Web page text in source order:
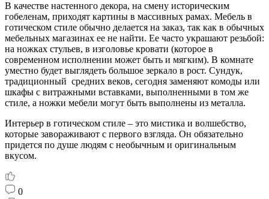
В качестве настенного декора, на смену историческим
гобеленам, приходят картины в массивных рамах. Мебель в
готическом стиле обычно делается на заказ, так как в обычных
мебельных магазинах ее не найти. Ее часто украшают резьбой:
на ножках стульев, в изголовье кровати (которое в
современном исполнении может быть и мягким). В комнате
уместно будет выглядеть большое зеркало в рост. Сундук,
традиционный средних веков, сегодня заменяют комоды или
шкафы с витражными вставками, выполненными в том же
стиле, а ножки мебели могут быть выполнены из металла.
Интерьер в готическом стиле – это мистика и волшебство,
которые завораживают с первого взгляда. Он обязательно
придется по душе людям с необычным и оригинальным
вкусом.
0